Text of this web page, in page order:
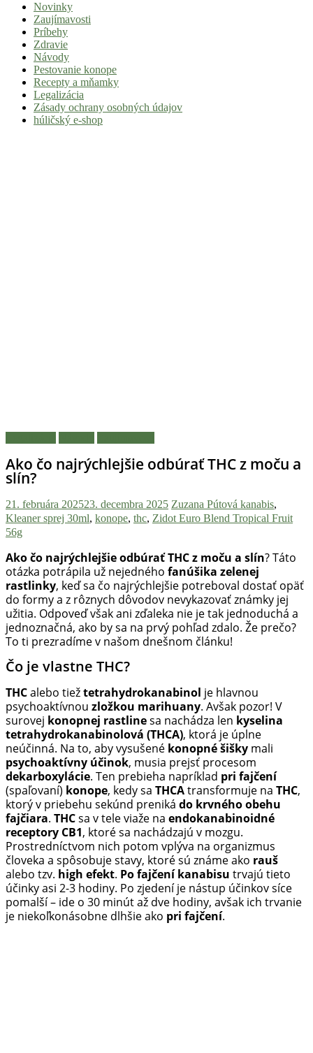
Tvoj
sprievodca
svetom
pohody
stoner
stoner
tipy
a
lifestyle.
a
nalaď
sa
na
pohodu.
Novinky
Zaujímavosti
Príbehy
Zdravie
Návody
Pestovanie konope
Recepty a mňamky
Legalizácia
Zásady ochrany osobných údajov
húličský e-shop
Ako čo najrýchlejšie odbúrať THC z moču a
slín?
21. februára 202523. decembra 2025 Zuzana Pútová kanabis,
Kleaner sprej 30ml, konope, thc, Zidot Euro Blend Tropical Fruit
56g
Ako čo najrýchlejšie odbúrať THC z moču a slín? Táto
otázka potrápila už nejedného fanúšika zelenej
rastlinky, keď sa čo najrýchlejšie potreboval dostať opäť
do formy a z rôznych dôvodov nevykazovať známky jej
užitia. Odpoveď však ani zďaleka nie je tak jednoduchá a
jednoznačná, ako by sa na prvý pohľad zdalo. Že prečo?
To ti prezradíme v našom dnešnom článku!
Čo je vlastne THC?
THCalebo tiežtetrahydrokanabinol je hlavnou
psychoaktívnou zložkou marihuany. Avšak pozor! V
surovej konopnej rastlinesa nachádza len kyselina
tetrahydrokanabinolová (THCA), ktorá je úplne
neúčinná. Na to, aby vysušené konopné šišky mali
psychoaktívny účinok, musia prejsť procesom
dekarboxylácie. Ten prebieha napríklad pri fajčení
(spaľovaní) konope, kedy sa THCAtransformuje na THC,
ktorý v priebehu sekúnd preniká do krvného obehu
fajčiara. THCsa v tele viaže na endokanabinoidné
receptory CB1, ktoré sa nachádzajú v mozgu.
Prostredníctvom nich potom vplýva na organizmus
človeka a spôsobuje stavy, ktoré sú známe ako rauš
alebo tzv. high efekt. Po fajčení kanabisu trvajú tieto
účinky asi 2-3 hodiny. Po zjedení je nástup účinkov síce
pomalší – ide o 30 minút až dve hodiny, avšak ich trvanie
je niekoľkonásobne dlhšie ako pri fajčení.